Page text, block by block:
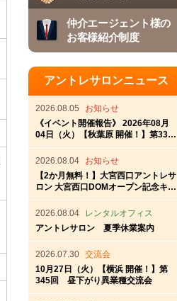
仲介エージェント様の
お客様紹介制度
アントレサロンニュース
2026.08.05
お知らせ
《イベント開催報告》 2026年08月
04日（火）【秋葉原 開催！】第337
回秋葉原アントレ交流会
2026.08.04
お知らせ
【2か月無料！】大宮西口アントレサ
ロン 大宮西口DOMオープン記念キャ
ンペーン
2026.08.04
レンタルオフィス
アントレサロン 夏季休業案内
2026.07.30 交流会
10月27日（火）【横浜 開催！】第
345回 昼下がり異業種交流会